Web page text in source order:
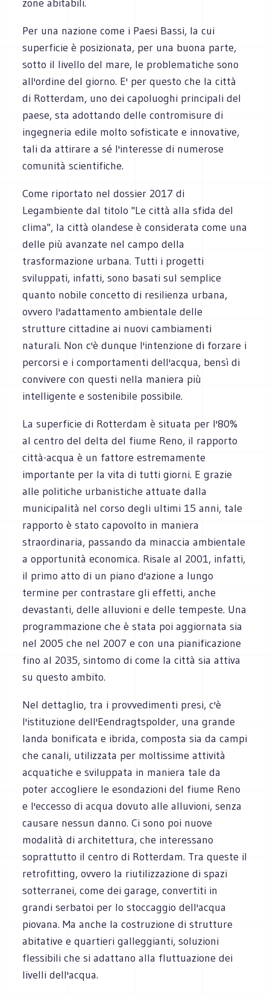
zone abitabili.
Per una nazione come i Paesi Bassi, la cui
superficie è posizionata, per una buona parte,
sotto il livello del mare, le problematiche sono
all'ordine del giorno. E' per questo che la città
di Rotterdam, uno dei capoluoghi principali del
paese, sta adottando delle contromisure di
ingegneria edile molto sofisticate e innovative,
tali da attirare a sé l'interesse di numerose
comunità scientifiche.
Come riportato nel dossier 2017 di
Legambiente dal titolo "Le città alla sfida del
clima", la città olandese è considerata come una
delle più avanzate nel campo della
trasformazione urbana. Tutti i progetti
sviluppati, infatti, sono basati sul semplice
quanto nobile concetto di resilienza urbana,
ovvero l'adattamento ambientale delle
strutture cittadine ai nuovi cambiamenti
naturali. Non c'è dunque l'intenzione di forzare i
percorsi e i comportamenti dell'acqua, bensì di
convivere con questi nella maniera più
intelligente e sostenibile possibile.
La superficie di Rotterdam è situata per l'80%
al centro del delta del fiume Reno, il rapporto
città-acqua è un fattore estremamente
importante per la vita di tutti giorni. E grazie
alle politiche urbanistiche attuate dalla
municipalità nel corso degli ultimi 15 anni, tale
rapporto è stato capovolto in maniera
straordinaria, passando da minaccia ambientale
a opportunità economica. Risale al 2001, infatti,
il primo atto di un piano d'azione a lungo
termine per contrastare gli effetti, anche
devastanti, delle alluvioni e delle tempeste. Una
programmazione che è stata poi aggiornata sia
nel 2005 che nel 2007 e con una pianificazione
fino al 2035, sintomo di come la città sia attiva
su questo ambito.
Nel dettaglio, tra i provvedimenti presi, c'è
l'istituzione dell'Eendragtspolder, una grande
landa bonificata e ibrida, composta sia da campi
che canali, utilizzata per moltissime attività
acquatiche e sviluppata in maniera tale da
poter accogliere le esondazioni del fiume Reno
e l'eccesso di acqua dovuto alle alluvioni, senza
causare nessun danno. Ci sono poi nuove
modalità di architettura, che interessano
soprattutto il centro di Rotterdam. Tra queste il
retrofitting, ovvero la riutilizzazione di spazi
sotterranei, come dei garage, convertiti in
grandi serbatoi per lo stoccaggio dell'acqua
piovana. Ma anche la costruzione di strutture
abitative e quartieri galleggianti, soluzioni
flessibili che si adattano alla fluttuazione dei
livelli dell'acqua.